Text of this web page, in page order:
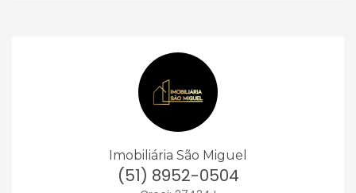
Imobiliária São Miguel
(51) 8952-0504